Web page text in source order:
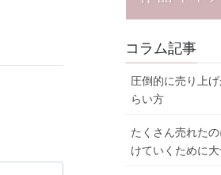
コラム記事
圧倒的に売り上
らい方
たくさん売れた
けていくために